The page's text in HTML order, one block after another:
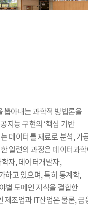
뽑아내는 과학적 방법론을
지능 구현의 ‘핵심 기반
데이터를 재료로 분석, 가
일련의 과정은 데이터과
자, 데이터개발자,
하고 있으며, 특히 통계학,
별 도메인 지식을 결합한
제조업과 IT산업은 물론,